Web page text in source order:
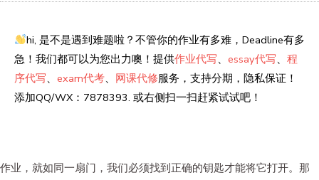
hi, 是不是遇到难题啦？不管你的作业有多难，Deadline有多
急！我们都可以为您出力噢！提供作业代写、 essay代写、 程
序代写、 exam代考、 网课代修服务，支持分期，隐私保证！
添加QQ/WX：7878393. 或右侧扫一扫赶紧试试吧！
作业，就如同一扇门，我们必须找到正确的钥匙才能将它打开。那